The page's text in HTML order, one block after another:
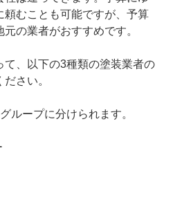
頼むことも可能ですが、予算
の業者がおすすめです。
て、以下の3種類の塗装業者の
さい。
ループに分けられます。